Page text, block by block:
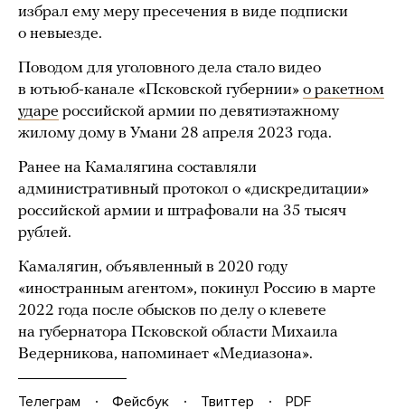
избрал ему меру пресечения в виде подписки
о невыезде.
Поводом для уголовного дела стало видео
в ютьюб-канале «Псковской губернии» о ракетном
ударе российской армии по девятиэтажному
жилому дому в Умани 28 апреля 2023 года.
Ранее на Камалягина составляли
административный протокол о «дискредитации»
российской армии и штрафовали на 35 тысяч
рублей.
Камалягин, объявленный в 2020 году
«иностранным агентом», покинул Россию в марте
2022 года после обысков по делу о клевете
на губернатора Псковской области Михаила
Ведерникова, напоминает «Медиазона».
Телеграм Фейсбук Твиттер
PDF